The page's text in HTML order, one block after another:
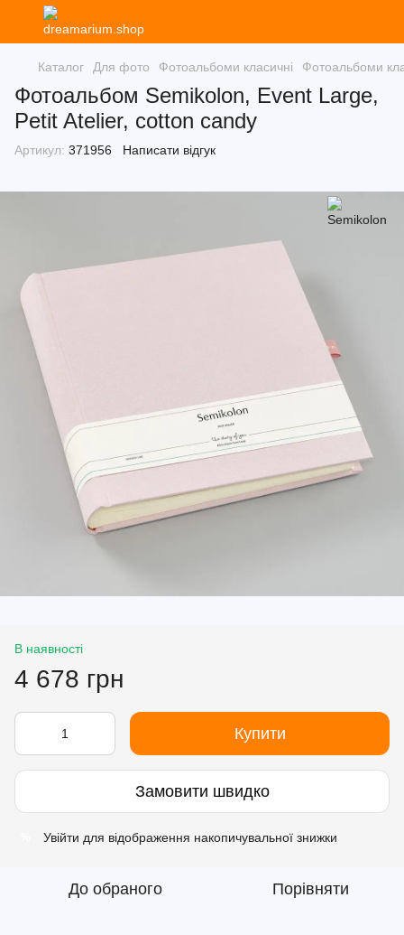
Каталог Для фото Фотоальбоми класичні Фотоальбоми
Фотоальбом Semikolon, Event Large,
Petit Atelier, cotton candy
Артикул: 371956 Написати відгук
В наявності
4 678 грн
Купити
Замовити швидко
Увійти для відображення накопичувальної знижки
До обраного Порівняти